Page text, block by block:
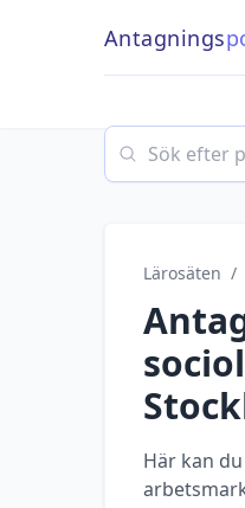
Antagnings
Search
Lärosäten /
Här kan